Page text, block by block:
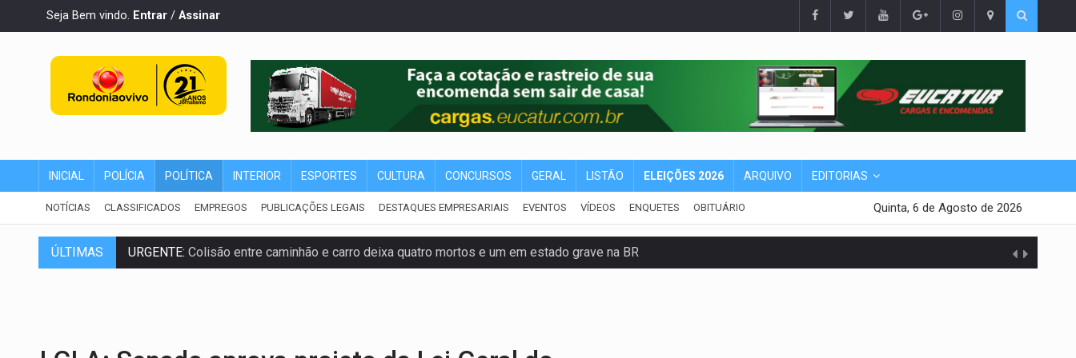
Seja Bem vindo. Entrar / Assinar
INICIAL POLÍCIA POLÍTICA INTERIOR ESPORTES CULTURA CONCURSOS GERAL LISTÃO ELEIÇÕES 2026 ARQUIVO EDITORIAS
NOTÍCIAS CLASSIFICADOS EMPREGOS PUBLICAÇÕES LEGAIS DESTAQUES EMPRESARIAIS EVENTOS VÍDEOS ENQUETES OBITUÁRIO Quinta, 6 de Agosto de 2026
ÚLTIMAS URGENTE: Colisão entre caminhão e carro deixa quatro mortos e um em estado grave na BR
SINDICATOS UNIDOS: Assembleia Geral delibera greve da educação municipal em Porto Velho